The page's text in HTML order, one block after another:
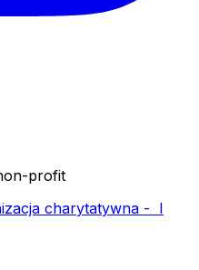
profit
charytatywna - I